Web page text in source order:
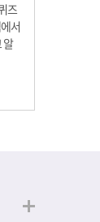
즈
서
알
⎾